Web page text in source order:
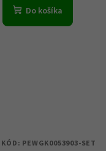
Do košíka
KÓD: PEWGK0053903-SET